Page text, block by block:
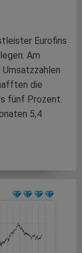
Eurofins
Am
die
fünf Prozent.
5,4